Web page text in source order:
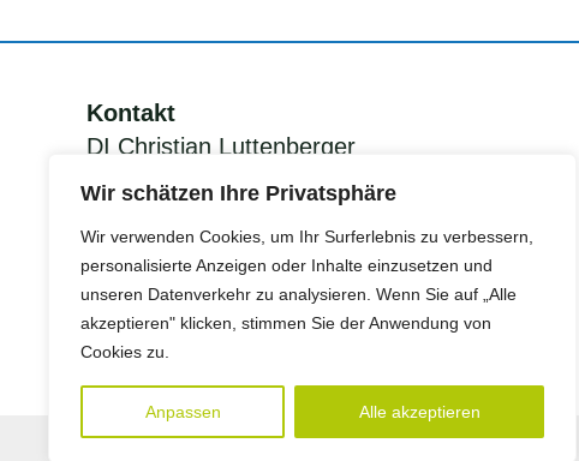
Wir schätzen Ihre Privatsphäre
Wir verwenden Cookies, um Ihr Surferlebnis zu verbessern,
personalisierte Anzeigen oder Inhalte einzusetzen und
unseren Datenverkehr zu analysieren. Wenn Sie auf „Alle
akzeptieren" klicken, stimmen Sie der Anwendung von
Cookies zu.
Anpassen Alle akzeptieren
Kontakt
DI Christian Luttenberger
KEM Manager Grünes Band
+43 (0)676 78400 86
Mail:christian.luttenberger@erom.at